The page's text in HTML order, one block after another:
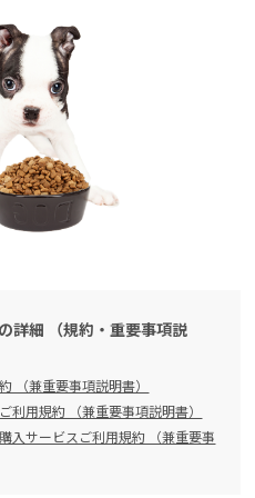
詳細 （規約・重要事項説
（兼重要事項説明書）
利用規約 （兼重要事項説明書）
サービスご利用規約 （兼重要事